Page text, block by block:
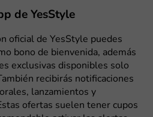
de YesStyle
oficial de YesStyle puedes
bono de bienvenida, además
exclusivas disponibles solo
recibirás notificaciones
lanzamientos y
ofertas suelen tener cupos